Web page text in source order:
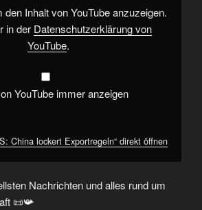
den Inhalt von YouTube anzuzeigen.
in der Datenschutzerklärung von
YouTube.
YouTube immer anzeigen
China lockert Exportregeln“ direkt öffnen
Nachrichten und alles rund um
📜📯